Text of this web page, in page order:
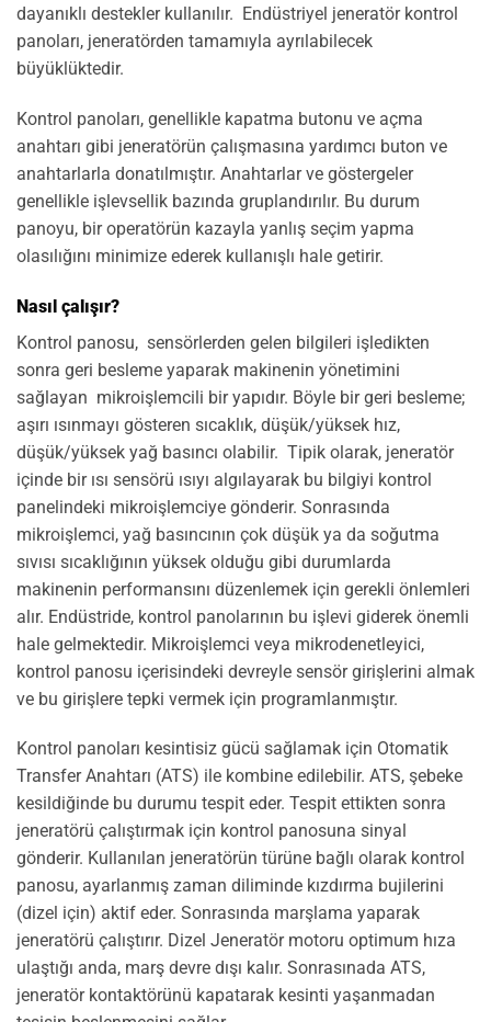
dayanıklı destekler kullanılır. Endüstriyel jeneratör kontrol
panoları, jeneratörden tamamıyla ayrılabilecek
büyüklüktedir.
Kontrol panoları, genellikle kapatma butonu ve açma
anahtarı gibi jeneratörün çalışmasına yardımcı buton ve
anahtarlarla donatılmıştır. Anahtarlar ve göstergeler
genellikle işlevsellik bazında gruplandırılır. Bu durum
panoyu, bir operatörün kazayla yanlış seçim yapma
olasılığını minimize ederek kullanışlı hale getirir.
Nasıl çalışır?
Kontrol panosu, sensörlerden gelen bilgileri işledikten
sonra geri besleme yaparak makinenin yönetimini
sağlayan mikroişlemcili bir yapıdır. Böyle bir geri besleme;
aşırı ısınmayı gösteren sıcaklık, düşük/yüksek hız,
düşük/yüksek yağ basıncı olabilir. Tipik olarak, jeneratör
içinde bir ısı sensörü ısıyı algılayarak bu bilgiyi kontrol
panelindeki mikroişlemciye gönderir. Sonrasında
mikroişlemci, yağ basıncının çok düşük ya da soğutma
sıvısı sıcaklığının yüksek olduğu gibi durumlarda
makinenin performansını düzenlemek için gerekli önlemleri
alır. Endüstride, kontrol panolarının bu işlevi giderek önemli
hale gelmektedir. Mikroişlemci veya mikrodenetleyici,
kontrol panosu içerisindeki devreyle sensör girişlerini almak
ve bu girişlere tepki vermek için programlanmıştır.
Kontrol panoları kesintisiz gücü sağlamak için Otomatik
Transfer Anahtarı (ATS) ile kombine edilebilir. ATS, şebeke
kesildiğinde bu durumu tespit eder. Tespit ettikten sonra
jeneratörü çalıştırmak için kontrol panosuna sinyal
gönderir. Kullanılan jeneratörün türüne bağlı olarak kontrol
panosu, ayarlanmış zaman diliminde kızdırma bujilerini
(dizel için) aktif eder. Sonrasında marşlama yaparak
jeneratörü çalıştırır. Dizel Jeneratör motoru optimum hıza
ulaştığı anda, marş devre dışı kalır. Sonrasınada ATS,
jeneratör kontaktörünü kapatarak kesinti yaşanmadan